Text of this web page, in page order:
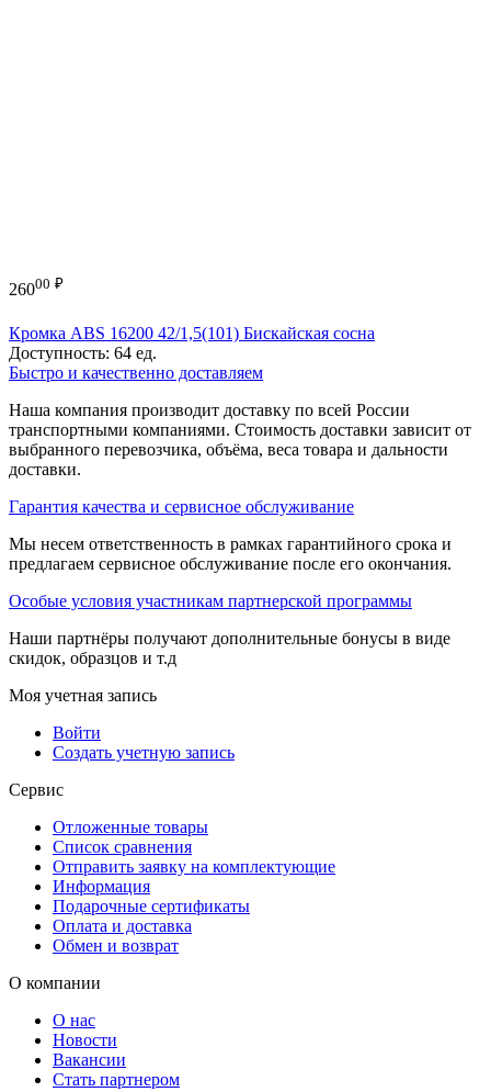
26000 ₽
Кромка ABS 16200 42/1,5(101) Бискайская сосна
Доступность: 64 ед.
Быстро и качественно доставляем
Наша компания производит доставку по всей России
транспортными компаниями. Стоимость доставки зависит от
выбранного перевозчика, объёма, веса товара и дальности
доставки.
Гарантия качества и сервисное обслуживание
Мы несем ответственность в рамках гарантийного срока и
предлагаем сервисное обслуживание после его окончания.
Особые условия участникам партнерской программы
Наши партнёры получают дополнительные бонусы в виде
скидок, образцов и т.д
Моя учетная запись
Войти
Создать учетную запись
Сервис
Отложенные товары
Список сравнения
Отправить заявку на комплектующие
Информация
Подарочные сертификаты
Оплата и доставка
Обмен и возврат
О компании
О нас
Новости
Вакансии
Стать партнером